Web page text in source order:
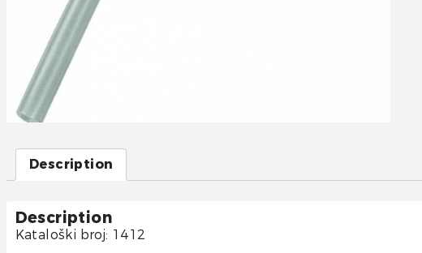
Description
Description
Kataloški broj: 1412